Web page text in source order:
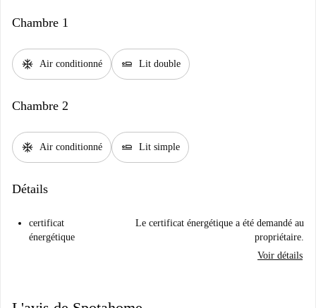
Chambre 1
ac_unit Air conditionné airline_seat_flat Lit double
Chambre 2
ac_unit Air conditionné airline_seat_flat Lit simple
Détails
certificat
énergétique
Le certificat énergétique a été demandé au
propriétaire.
Voir détails